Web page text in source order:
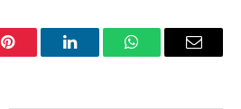
Pinterest LinkedInWhatsAppEmail